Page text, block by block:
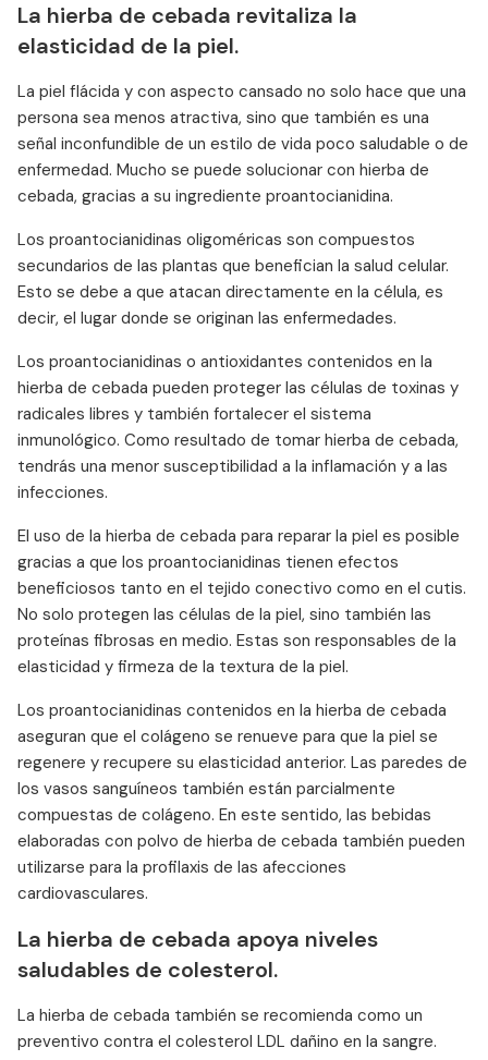
La hierba de cebada revitaliza la
elasticidad de la piel.
La piel flácida y con aspecto cansado no solo hace que una
persona sea menos atractiva, sino que también es una
señal inconfundible de un estilo de vida poco saludable o de
enfermedad. Mucho se puede solucionar con hierba de
cebada, gracias a su ingrediente proantocianidina.
Los proantocianidinas oligoméricas son compuestos
secundarios de las plantas que benefician la salud celular.
Esto se debe a que atacan directamente en la célula, es
decir, el lugar donde se originan las enfermedades.
Los proantocianidinas o antioxidantes contenidos en la
hierba de cebada pueden proteger las células de toxinas y
radicales libres y también fortalecer el sistema
inmunológico. Como resultado de tomar hierba de cebada,
tendrás una menor susceptibilidad a la inflamación y a las
infecciones.
El uso de la hierba de cebada para reparar la piel es posible
gracias a que los proantocianidinas tienen efectos
beneficiosos tanto en el tejido conectivo como en el cutis.
No solo protegen las células de la piel, sino también las
proteínas fibrosas en medio. Estas son responsables de la
elasticidad y firmeza de la textura de la piel.
Los proantocianidinas contenidos en la hierba de cebada
aseguran que el colágeno se renueve para que la piel se
regenere y recupere su elasticidad anterior. Las paredes de
los vasos sanguíneos también están parcialmente
compuestas de colágeno. En este sentido, las bebidas
elaboradas con polvo de hierba de cebada también pueden
utilizarse para la profilaxis de las afecciones
cardiovasculares.
La hierba de cebada apoya niveles
saludables de colesterol.
La hierba de cebada también se recomienda como un
preventivo contra el colesterol LDL dañino en la sangre.